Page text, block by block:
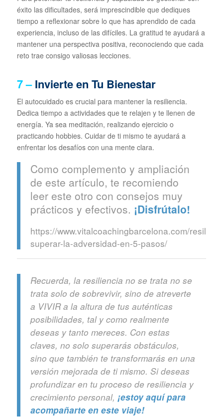
éxito las dificultades, será imprescindible que dediques
tiempo a reflexionar sobre lo que has aprendido de cada
experiencia, incluso de las difíciles. La gratitud te ayudará a
mantener una perspectiva positiva, reconociendo que cada
reto trae consigo valiosas lecciones.
7 – Invierte en Tu Bienestar
El autocuidado es crucial para mantener la resiliencia.
Dedica tiempo a actividades que te relajen y te llenen de
energía. Ya sea meditación, realizando ejercicio o
practicando hobbies. Cuidar de ti mismo te ayudará a
enfrentar los desafíos con una mente clara.
Como complemento y ampliación
de este artículo, te recomiendo
leer este otro con consejos muy
prácticos y efectivos. ¡Disfrútalo!
https://www.vitalcoachingbarcelona.com/
superar-la-adversidad-en-5-pasos/
Recuerda, la resiliencia no se trata no se
trata solo de sobrevivir, sino de atreverte
a VIVIR a la altura de tus auténticas
posibilidades, tal y como realmente
deseas y tanto mereces. Con estas
claves, no solo superarás obstáculos,
sino que también te transformarás en una
versión mejorada de ti mismo. Si deseas
profundizar en tu proceso de resiliencia y
crecimiento personal, ¡estoy aquí para
acompañarte en este viaje!